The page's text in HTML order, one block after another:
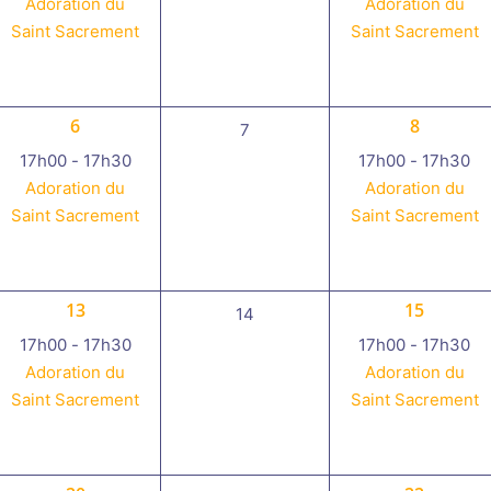
Adoration du
Saint Sacrement
Adoration du
Saint Sacrement
1
6
17h00 - 17h30
Adoration du
Saint Sacrement
0
7
1
8
17h00 - 17h30
Adoration du
Saint Sacrement
1
13
17h00 - 17h30
Adoration du
Saint Sacrement
014
1
15
17h00 - 17h30
Adoration du
Saint Sacrement